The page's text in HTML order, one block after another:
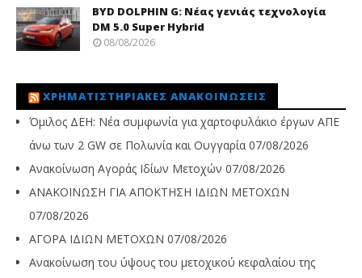
BYD DOLPHIN G: Νέας γενιάς τεχνολογία
DM 5.0 Super Hybrid
08/08/2026
ΧΡΗΜΑΤΙΣΤΗΡΙΑΚΈΣ ΑΝΑΚΟΙΝΏΣΕΙΣ
Όμιλος ΔΕΗ: Νέα συμφωνία για χαρτοφυλάκιο έργων ΑΠΕ
άνω των 2 GW σε Πολωνία και Ουγγαρία 07/08/2026
Ανακοίνωση Αγοράς Ιδίων Μετοχών 07/08/2026
ΑΝΑΚΟΙΝΩΣΗ ΓΙΑ ΑΠΟΚΤΗΣΗ ΙΔΙΩΝ ΜΕΤΟΧΩΝ
07/08/2026
ΑΓΟΡΑ ΙΔΙΩΝ ΜΕΤΟΧΩΝ 07/08/2026
Ανακοίνωση του ύψους του μετοχικού κεφαλαίου της